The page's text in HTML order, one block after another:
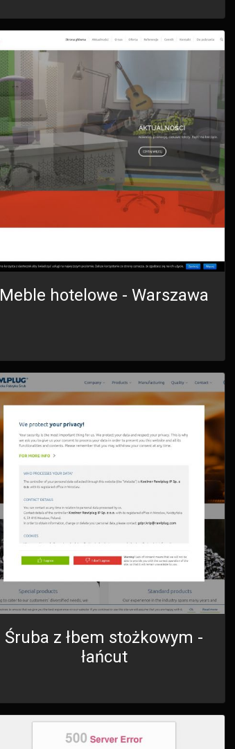
Meble hotelowe - Warszawa
Śruba z łbem stożkowym -
łańcut